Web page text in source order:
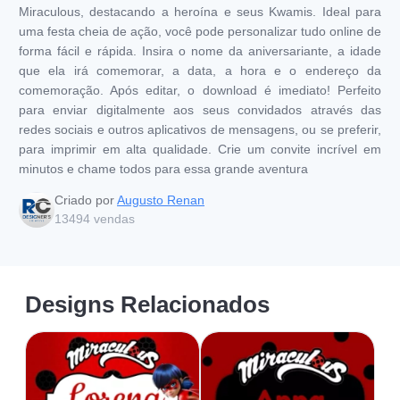
Miraculous, destacando a heroína e seus Kwamis. Ideal para
uma festa cheia de ação, você pode personalizar tudo online de
forma fácil e rápida. Insira o nome da aniversariante, a idade
que ela irá comemorar, a data, a hora e o endereço da
comemoração. Após editar, o download é imediato! Perfeito
para enviar digitalmente aos seus convidados através das
redes sociais e outros aplicativos de mensagens, ou se preferir,
para imprimir em alta qualidade. Crie um convite incrível em
minutos e chame todos para essa grande aventura
Criado porAugusto Renan
13494 vendas
Designs Relacionados